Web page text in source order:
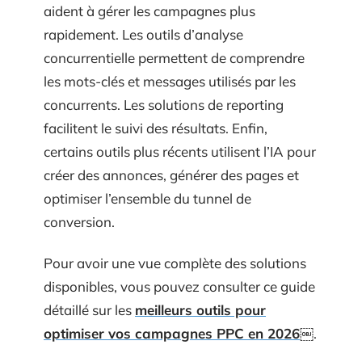
aident à gérer les campagnes plus
rapidement. Les outils d’analyse
concurrentielle permettent de comprendre
les mots-clés et messages utilisés par les
concurrents. Les solutions de reporting
facilitent le suivi des résultats. Enfin,
certains outils plus récents utilisent l’IA pour
créer des annonces, générer des pages et
optimiser l’ensemble du tunnel de
conversion.
Pour avoir une vue complète des solutions
disponibles, vous pouvez consulter ce guide
détaillé sur les meilleurs outils pour
optimiser vos campagnes PPC en 2026￼.